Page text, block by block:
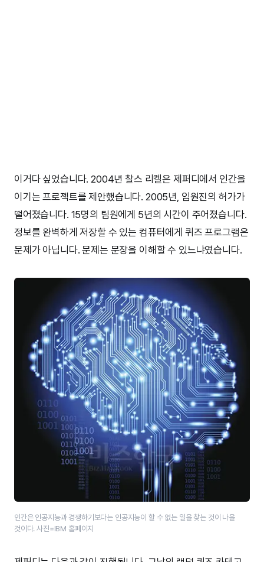
이거다 싶었습니다. 2004년 찰스 리켈은 제퍼디에서 인간을
이기는 프로젝트를 제안했습니다. 2005년, 임원진의 허가가
떨어졌습니다. 15명의 팀원에게 5년의 시간이 주어졌습니다.
정보를 완벽하게 저장할 수 있는 컴퓨터에게 퀴즈 프로그램은
문제가 아닙니다. 문제는 문장을 이해할 수 있느냐였습니다.
인간은 인공지능과 경쟁하기보다는 인공지능이 할 수 없는 일을 찾는 것이 나을
것이다. 사진=IBM 홈페이지